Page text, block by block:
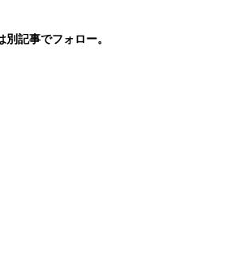
記事でフォロー。